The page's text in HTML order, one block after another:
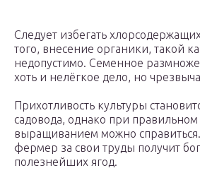
Следует избегать
того, внесение органики, такой
недопустимо. Семенное
хоть и нелёгкое дело, но
Прихотливость культуры
садовода, однако при правильном
выращиванием можно
фермер за свои труды получит
полезнейших ягод.